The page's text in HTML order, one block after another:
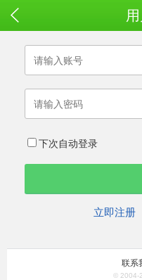
下次自动登录
立即注册
联系
© 2004-